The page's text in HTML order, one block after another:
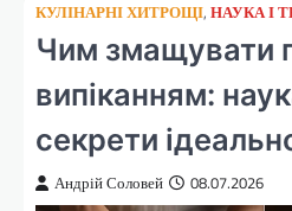
КУЛІНАРНІ ХИТРОЩІ, НАУКА І
Чим змащувати
випіканням:
секрети
Андрій Соловей 08.07.2026